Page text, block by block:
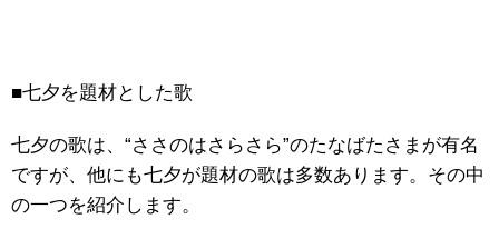
■七夕を題材とした歌
七夕の歌は、“ささのはさらさら”のたなばたさまが有名
ですが、他にも七夕が題材の歌は多数あります。その中
の一つを紹介します。